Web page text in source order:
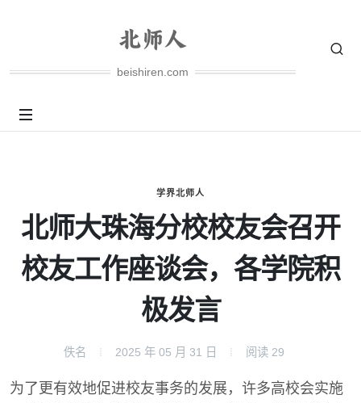
beishiren.com
学界北师人
北师大珠海分校校友会召开
校友工作座谈会，各学院积
极发言
佚名 2025 年 05 月 31 日 阅读 29
为了更有效地促进校友事务的发展，许多高校会实施